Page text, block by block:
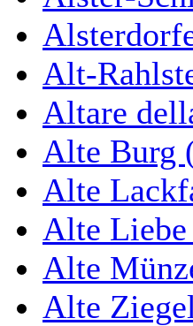
Alt-
Altare
Alte Burg
Alte
Alte
Alte
Alte